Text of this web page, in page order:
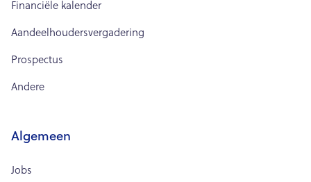
Financiële kalender
Aandeelhoudersvergadering
Prospectus
Andere
Algemeen
Jobs